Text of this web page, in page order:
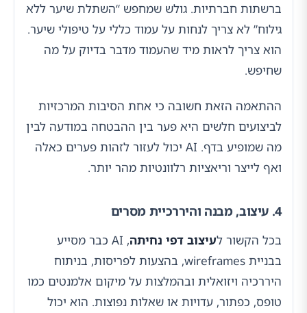
ברשתות חברתיות. גולש שמחפש “השתלת שיער ללא
גילוח” לא צריך לנחות על עמוד כללי על טיפולי שיער.
הוא צריך לראות מיד שהעמוד מדבר בדיוק על מה
שחיפש.
ההתאמה הזאת חשובה כי אחת הסיבות המרכזיות
לביצועים חלשים היא פער בין ההבטחה במודעה לבין
מה שמופיע בדף. AI יכול לעזור לזהות פערים כאלה
ואף לייצר וריאציות רלוונטיות מהר יותר.
4. עיצוב, מבנה והיררכיית מסרים
בכל הקשור לעיצוב דפי נחיתה
, AI כבר מסייע
בבניית wireframes, בהצעות לפריסות, בניתוח
היררכיה ויזואלית ובהמלצות על מיקום אלמנטים כמו
טופס, כפתור, עדויות או שאלות נפוצות. הוא יכול